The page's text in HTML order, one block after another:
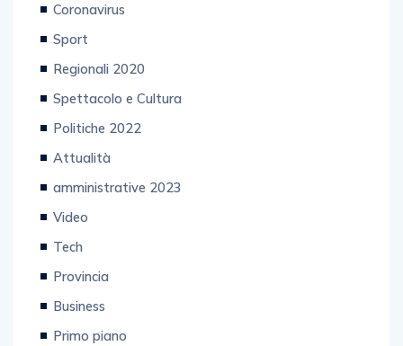
Coronavirus
Sport
Regionali 2020
Spettacolo e Cultura
Politiche 2022
Attualità
amministrative 2023
Video
Tech
Provincia
Business
Primo piano